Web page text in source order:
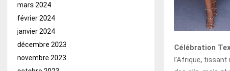
Célébration
l’Afrique,
mars 2024
février 2024
janvier 2024
décembre 2023
novembre 2023